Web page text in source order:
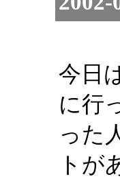
今日
に行
った
トが